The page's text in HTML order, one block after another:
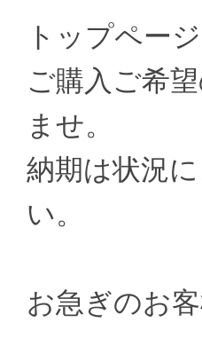
トップペー
ご購入ご希
ませ。
納期は状況
い。
お急ぎのお